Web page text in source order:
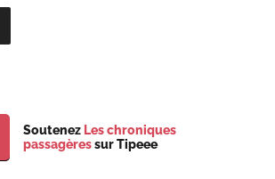
Soutenez Les chroniques
passagèressur Tipeee